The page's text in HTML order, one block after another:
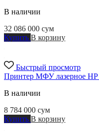
В наличии
32 086 000 сум
Купить В корзину
Быстрый просмотр
Принтер МФУ лазерное HP
В наличии
8 784 000 сум
Купить В корзину